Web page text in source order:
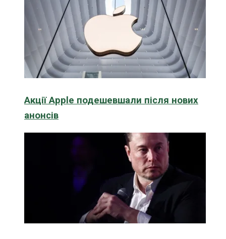
Акції Apple подешевшали після нових
анонсів